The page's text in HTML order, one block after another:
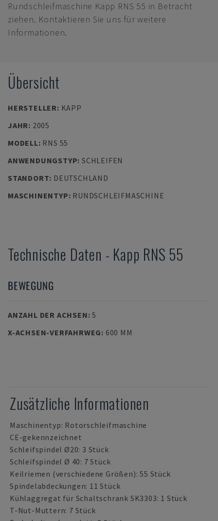
Rundschleifmaschine Kapp RNS 55 in Betracht
ziehen. Kontaktieren Sie uns für weitere
Informationen.
Übersicht
HERSTELLER: KAPP
JAHR: 2005
MODELL: RNS 55
ANWENDUNGSTYP: SCHLEIFEN
STANDORT: DEUTSCHLAND
MASCHINENTYP: RUNDSCHLEIFMASCHINE
Technische Daten - Kapp RNS 55
BEWEGUNG
ANZAHL DER ACHSEN:5
X-ACHSEN-VERFAHRWEG: 600 MM
Zusätzliche Informationen
Maschinentyp: Rotorschleifmaschine
CE-gekennzeichnet
Schleifspindel Ø20: 3 Stück
Schleifspindel Ø 40: 7 Stück
Keilriemen (verschiedene Größen): 55 Stück
Spindelabdeckungen: 11 Stück
Kühlaggregat für Schaltschrank SK3303: 1 Stück
T-Nut-Muttern: 7 Stück